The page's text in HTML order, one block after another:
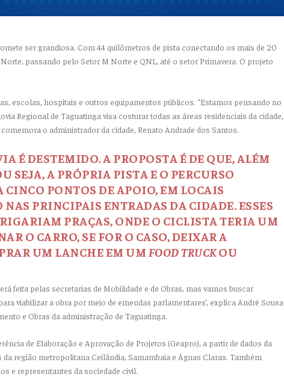
ser grandiosa. Com 44 quilômetros de pista conectando os mais de 20
passando pelo Setor M Norte e QNL, até o setor Primavera. O projeto
escolas, hospitais e outros equipamentos públicos. “Estamos pensando no
Regional de Taguatinga visa costurar todas as áreas residenciais da cidade,
o administrador da cidade, Renato Andrade dos Santos.
É DESTEMIDO. A PROPOSTA É DE QUE, ALÉM
SEJA, A PRÓPRIA PISTA E O PERCURSO
PONTOS DE APOIO, EM LOCAIS
NAS PRINCIPAIS ENTRADAS DA CIDADE. ESSES
PRAÇAS, ONDE O CICLISTA TERIA UM
O CARRO, SE FOR O CASO, DEIXAR A
UM LANCHE EM UM FOOD TRUCKOU
feita pelas secretarias de Mobilidade e de Obras, mas vamos buscar
viabilizar a obra por meio de emendas parlamentares’, explica André Sousa
e Obras da administração de Taguatinga.
de Elaboração e Aprovação de Projetos (Geapro), a partir de dados da
região metropolitana Ceilândia, Samambaia e Águas Claras. Também
e representantes da sociedade civil.